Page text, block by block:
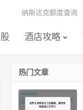
酒店攻略
纳斯达克额度查询
热门文章